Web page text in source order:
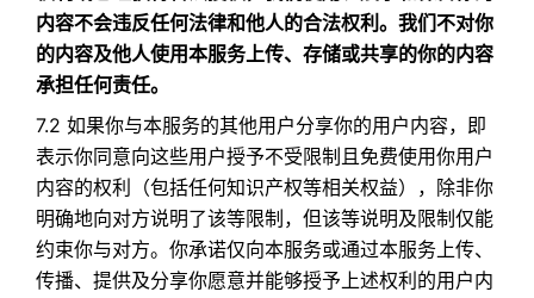
内容不会违反任何法律和他人的合法权利。我们不对你
的内容及他人使用本服务上传、存储或共享的你的内容
承担任何责任。
7.2 如果你与本服务的其他用户分享你的用户内容，即
表示你同意向这些用户授予不受限制且免费使用你用户
内容的权利（包括任何知识产权等相关权益），除非你
明确地向对方说明了该等限制，但该等说明及限制仅能
约束你与对方。你承诺仅向本服务或通过本服务上传、
传播、提供及分享你愿意并能够授予上述权利的用户内